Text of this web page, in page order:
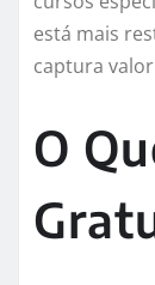
está mais
captura
O